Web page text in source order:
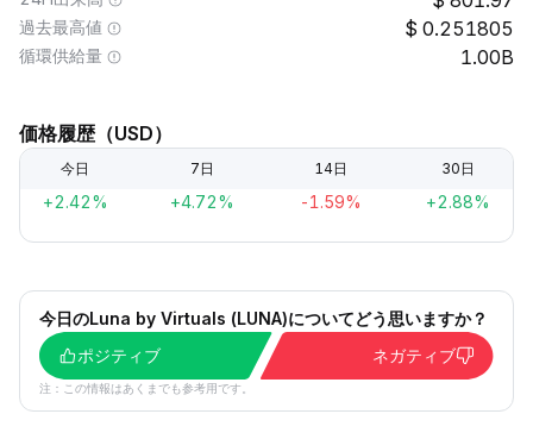
過去最高値 0.251805
循環供給量 1.00B
価格履歴（USD）
今日 7日 14日 30日
+2.42% +4.72% -1.59% +2.88%
今日のLuna by Virtuals (LUNA)についてどう思いますか？
ポジティブ
ネガティブ
注：この情報はあくまでも参考用です。